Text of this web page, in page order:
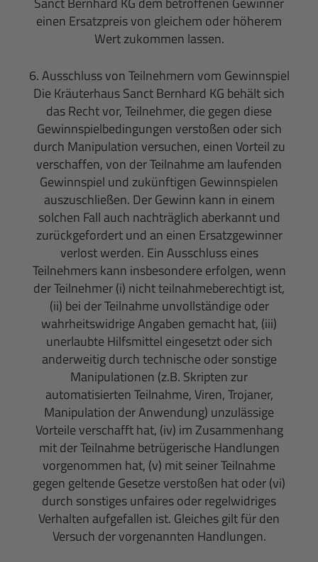
einen Ersatzpreis von gleichem oder höherem
Wert zukommen lassen.
6. Ausschluss von Teilnehmern vom Gewinnspiel
Die Kräuterhaus Sanct Bernhard KG behält sich
das Recht vor, Teilnehmer, die gegen diese
Gewinnspielbedingungen verstoßen oder sich
durch Manipulation versuchen, einen Vorteil zu
verschaffen, von der Teilnahme am laufenden
Gewinnspiel und zukünftigen Gewinnspielen
auszuschließen. Der Gewinn kann in einem
solchen Fall auch nachträglich aberkannt und
zurückgefordert und an einen Ersatzgewinner
verlost werden. Ein Ausschluss eines
Teilnehmers kann insbesondere erfolgen, wenn
der Teilnehmer (i) nicht teilnahmeberechtigt ist,
(ii) bei der Teilnahme unvollständige oder
wahrheitswidrige Angaben gemacht hat, (iii)
unerlaubte Hilfsmittel eingesetzt oder sich
anderweitig durch technische oder sonstige
Manipulationen (z.B. Skripten zur
automatisierten Teilnahme, Viren, Trojaner,
Manipulation der Anwendung) unzulässige
Vorteile verschafft hat, (iv) im Zusammenhang
mit der Teilnahme betrügerische Handlungen
vorgenommen hat, (v) mit seiner Teilnahme
gegen geltende Gesetze verstoßen hat oder (vi)
durch sonstiges unfaires oder regelwidriges
Verhalten aufgefallen ist. Gleiches gilt für den
Versuch der vorgenannten Handlungen.